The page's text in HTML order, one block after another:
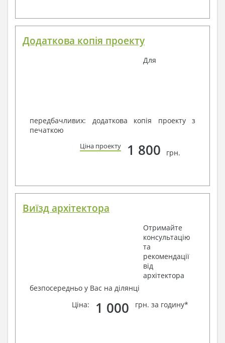
Додаткова копія проекту
Для
передбачливих: додаткова копія проекту з
печаткою
Ціна проекту 1 800 грн.
Виїзд архітектора
Отримайте
консультацію
та
рекомендації
від
архітектора
безпосередньо у Вас на ділянці
Ціна:
1 000 грн. за годину*